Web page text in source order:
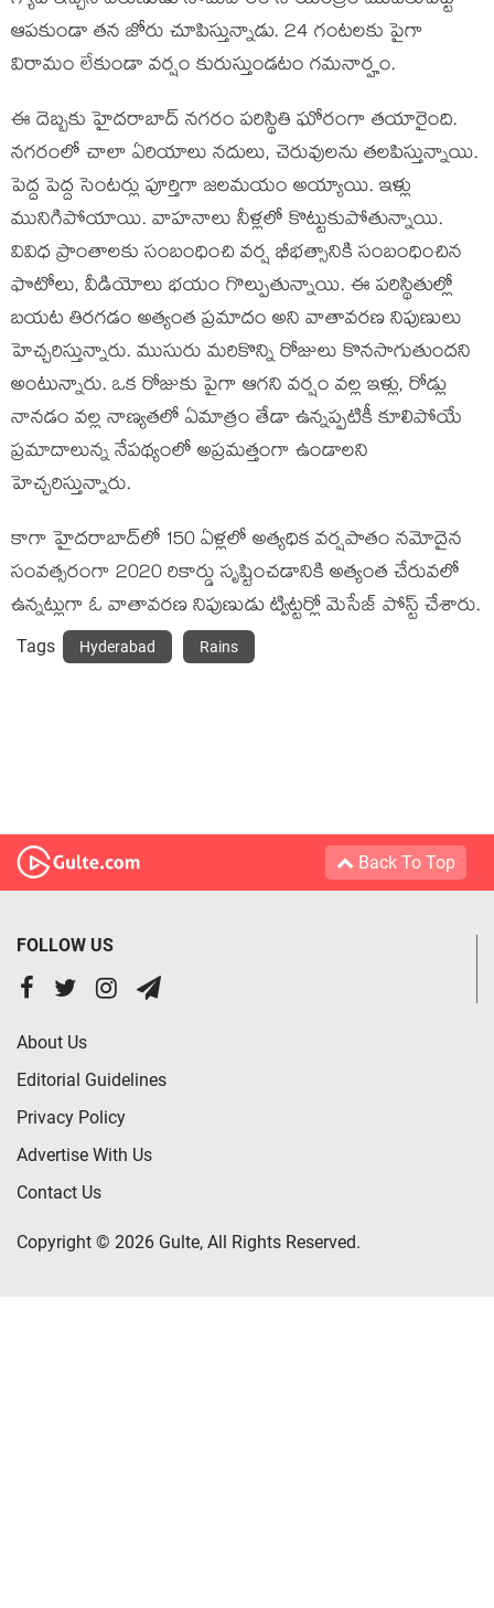
ఆపకుండా తన జోరు చూపిస్తున్నాడు. 24 గంటలకు పైగా
విరామం లేకుండా వర్షం కురుస్తుండటం గమనార్హం.
ఈ దెబ్బకు హైదరాబాద్ నగరం పరిస్థితి ఘోరంగా తయారైంది.
నగరంలో చాలా ఏరియాలు నదులు, చెరువులను తలపిస్తున్నాయి.
పెద్ద పెద్ద సెంటర్లు పూర్తిగా జలమయం అయ్యాయి. ఇళ్లు
మునిగిపోయాయి. వాహనాలు నీళ్లలో కొట్టుకుపోతున్నాయి.
వివిధ ప్రాంతాలకు సంబంధించి వర్ష భీభత్సానికి సంబంధించిన
ఫొటోలు, వీడియోలు భయం గొల్పుతున్నాయి. ఈ పరిస్థితుల్లో
బయట తిరగడం అత్యంత ప్రమాదం అని వాతావరణ నిపుణులు
హెచ్చరిస్తున్నారు. ముసురు మరికొన్ని రోజులు కొనసాగుతుందని
అంటున్నారు. ఒక రోజుకు పైగా ఆగని వర్షం వల్ల ఇళ్లు, రోడ్లు
నానడం వల్ల నాణ్యతలో ఏమాత్రం తేడా ఉన్నప్పటికీ కూలిపోయే
ప్రమాదాలున్న నేపథ్యంలో అప్రమత్తంగా ఉండాలని
హెచ్చరిస్తున్నారు.
కాగా హైదరాబాద్‌లో 150 ఏళ్లలో అత్యధిక వర్షపాతం నమోదైన
సంవత్సరంగా 2020 రికార్డు సృష్టించడానికి అత్యంత చేరువలో
ఉన్నట్లుగా ఓ వాతావరణ నిపుణుడు ట్విట్టర్లో మెసేజ్ పోస్ట్ చేశారు.
Tags Hyderabad Rains
Back To Top
FOLLOW US
About Us
Editorial Guidelines
Privacy Policy
Advertise With Us
Contact Us
Copyright © 2026 Gulte, All Rights Reserved.